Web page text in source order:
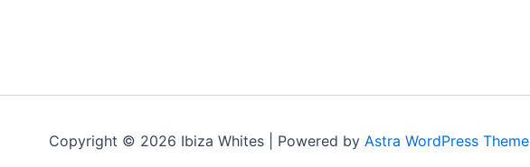
Copyright © 2026 Ibiza Whites | Powered by Astra WordPress Theme